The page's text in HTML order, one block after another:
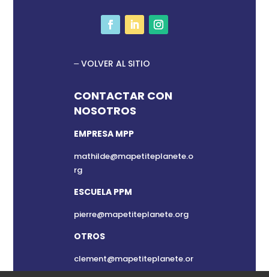
VOLVER AL SITIO
CONTACTAR CON
NOSOTROS
EMPRESA MPP
mathilde@mapetiteplanete.o
rg
ESCUELA PPM
pierre@mapetiteplanete.org
OTROS
clement@mapetiteplanete.or
g